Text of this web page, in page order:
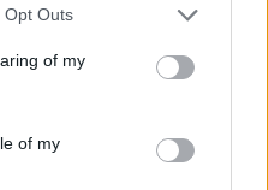
Opt Outs
of my
of my
tartalmazza:
2 év napon belüli